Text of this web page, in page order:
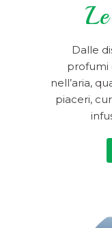
Dalle
profumi
nell’aria,
piaceri,